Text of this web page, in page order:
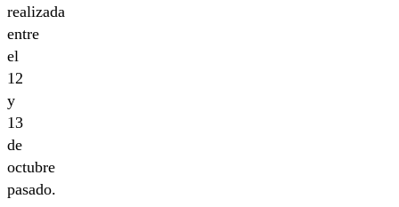
realizada
entre
el
12
y
13
de
octubre
pasado.